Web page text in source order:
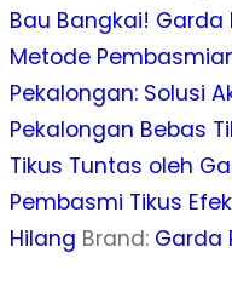
Bau Bangkai!
Metode
Pekalongan: Solusi
Pekalongan Bebas
Tikus Tuntas oleh
Pembasmi Tikus
Hilang Brand: Garda